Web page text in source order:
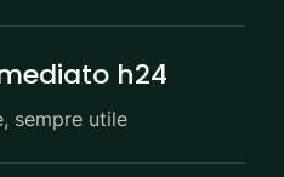
h24
sempre utile